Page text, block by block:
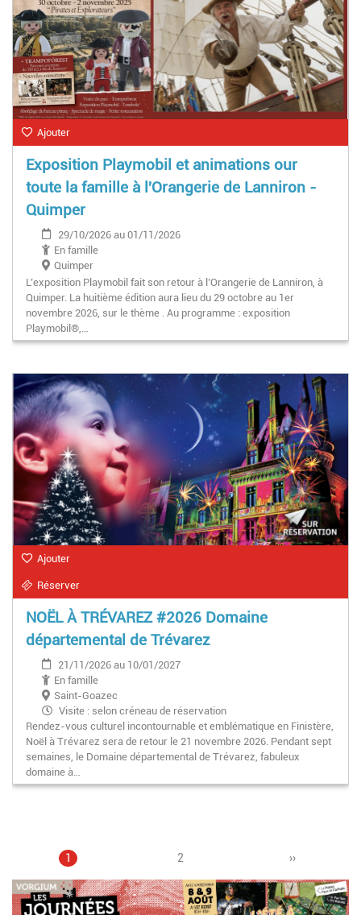
Ajouter
Exposition Playmobil et animations our
toute la famille à l'Orangerie de Lanniron -
Quimper
29/10/2026 au 01/11/2026
En famille
Quimper
L’exposition Playmobil fait son retour à l’Orangerie de Lanniron, à
Quimper. La huitième édition aura lieu du 29 octobre au 1er
novembre 2026, sur le thème . Au programme : exposition
Playmobil®,…
Ajouter
Réserver
NOËL À TRÉVAREZ #2026 Domaine
départemental de Trévarez
21/11/2026 au 10/01/2027
En famille
Saint-Goazec
Visite : selon créneau de réservation
Début des illuminations : 16h30
Rendez-vous culturel incontournable et emblématique en Finistère,
Noël à Trévarez sera de retour le 21 novembre 2026. Pendant sept
semaines, le Domaine départemental de Trévarez, fabuleux
domaine à…
Pagination
Page
1 Page
2
Page
››